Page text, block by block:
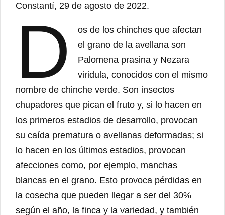
Constantí, 29 de agosto de 2022.
D
os de los chinches que afectan
el grano de la avellana son
Palomena prasina y Nezara
viridula, conocidos con el mismo
nombre de chinche verde. Son insectos
chupadores que pican el fruto y, si lo hacen en
los primeros estadios de desarrollo, provocan
su caída prematura o avellanas deformadas; si
lo hacen en los últimos estadios, provocan
afecciones como, por ejemplo, manchas
blancas en el grano. Esto provoca pérdidas en
la cosecha que pueden llegar a ser del 30%
según el año, la finca y la variedad, y también